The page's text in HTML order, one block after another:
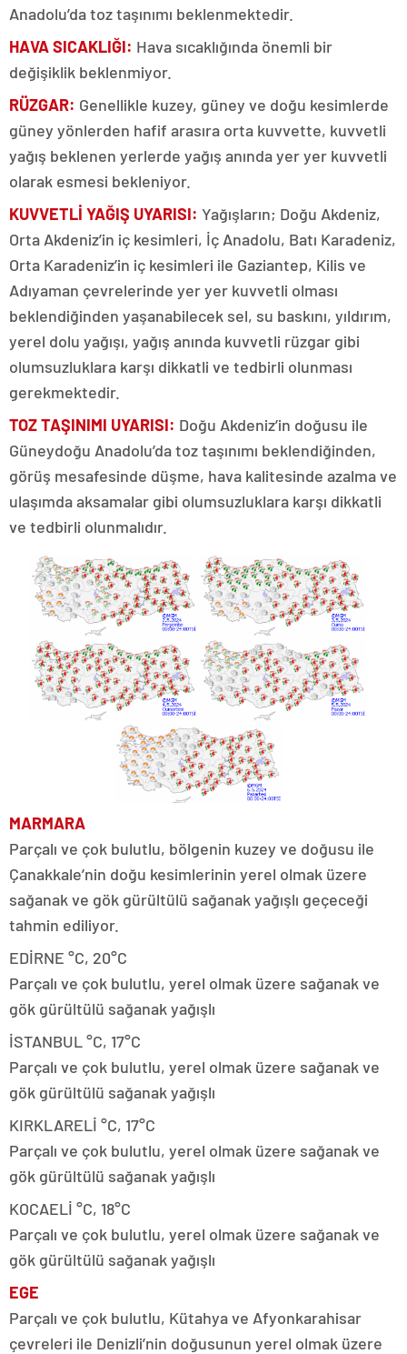
Anadolu’da toz taşınımı beklenmektedir.
HAVA SICAKLIĞI: Hava sıcaklığında önemli bir
değişiklik beklenmiyor.
RÜZGAR: Genellikle kuzey, güney ve doğu kesimlerde
güney yönlerden hafif arasıra orta kuvvette, kuvvetli
yağış beklenen yerlerde yağış anında yer yer kuvvetli
olarak esmesi bekleniyor.
KUVVETLİ YAĞIŞ UYARISI: Yağışların; Doğu Akdeniz,
Orta Akdeniz’in iç kesimleri, İç Anadolu, Batı Karadeniz,
Orta Karadeniz’in iç kesimleri ile Gaziantep, Kilis ve
Adıyaman çevrelerinde yer yer kuvvetli olması
beklendiğinden yaşanabilecek sel, su baskını, yıldırım,
yerel dolu yağışı, yağış anında kuvvetli rüzgar gibi
olumsuzluklara karşı dikkatli ve tedbirli olunması
gerekmektedir.
TOZ TAŞINIMI UYARISI: Doğu Akdeniz’in doğusu ile
Güneydoğu Anadolu’da toz taşınımı beklendiğinden,
görüş mesafesinde düşme, hava kalitesinde azalma ve
ulaşımda aksamalar gibi olumsuzluklara karşı dikkatli
ve tedbirli olunmalıdır.
MARMARA
Parçalı ve çok bulutlu, bölgenin kuzey ve doğusu ile
Çanakkale’nin doğu kesimlerinin yerel olmak üzere
sağanak ve gök gürültülü sağanak yağışlı geçeceği
tahmin ediliyor.
EDİRNE °C, 20°C
Parçalı ve çok bulutlu, yerel olmak üzere sağanak ve
gök gürültülü sağanak yağışlı
İSTANBUL °C, 17°C
Parçalı ve çok bulutlu, yerel olmak üzere sağanak ve
gök gürültülü sağanak yağışlı
KIRKLARELİ °C, 17°C
Parçalı ve çok bulutlu, yerel olmak üzere sağanak ve
gök gürültülü sağanak yağışlı
KOCAELİ °C, 18°C
Parçalı ve çok bulutlu, yerel olmak üzere sağanak ve
gök gürültülü sağanak yağışlı
EGE
Parçalı ve çok bulutlu, Kütahya ve Afyonkarahisar
çevreleri ile Denizli’nin doğusunun yerel olmak üzere